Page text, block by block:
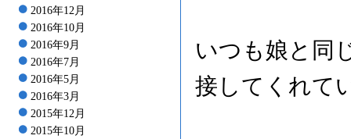
2016年12月
2016年10月
2016年9月
2016年7月
2016年5月
2016年3月
2015年12月
2015年10月
いつも娘と同
接してくれて